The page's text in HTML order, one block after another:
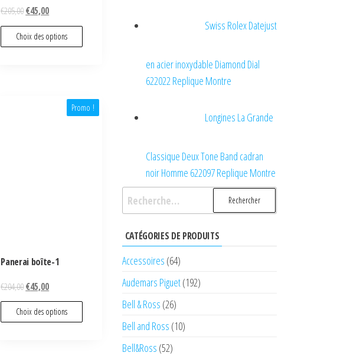
€205,00€45,00
Choix des options
Promo !
Panerai boîte-1
€204,00€45,00
Choix des options
Swiss Rolex Datejust
en acier inoxydable Diamond Dial
622022 Replique Montre
Longines La Grande
Classique Deux Tone Band cadran
noir Homme 622097 Replique Montre
Rechercher :
CATÉGORIES DE PRODUITS
Accessoires (64)
Audemars Piguet(192)
Bell & Ross (26)
Bell and Ross (10)
Bell&Ross (52)